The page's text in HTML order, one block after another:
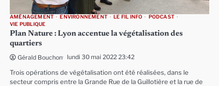
AMÉNAGEMENT ENVIRONNEMENT LE FIL INFO
PODCAST
VIE PUBLIQUE
Plan Nature : Lyon accentue la végétalisation des
quartiers
Gérald Bouchon lundi 30 mai 2022 23:42
Trois opérations de végétalisation ont été réalisées, dans le
secteur compris entre la Grande Rue de la Guillotière et la rue de